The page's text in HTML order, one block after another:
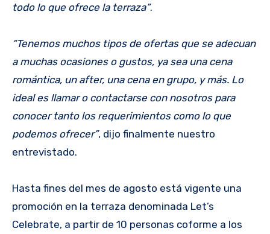
todo lo que ofrece la terraza”.
“Tenemos muchos tipos de ofertas que se adecuan
a muchas ocasiones o gustos, ya sea una cena
romántica, un after, una cena en grupo, y más. Lo
ideal es llamar o contactarse con nosotros para
conocer tanto los requerimientos como lo que
podemos ofrecer”, dijo finalmente nuestro
entrevistado.
Hasta fines del mes de agosto está vigente una
promoción en la terraza denominada Let’s
Celebrate, a partir de 10 personas coforme a los